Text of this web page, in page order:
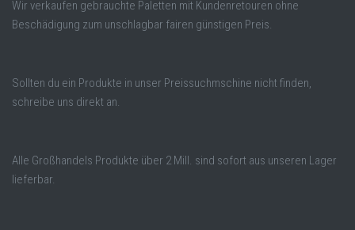
Wir verkaufen gebrauchte Paletten mit Kundenretouren ohne
Beschädigung zum unschlagbar fairen günstigen Preis.
Sollten du ein Produkte in unser Preissuchmschine nicht finden,
schreibe uns direkt an.
Alle Großhandels Produkte über 2 Mill. sind sofort aus unseren Lager
lieferbar.